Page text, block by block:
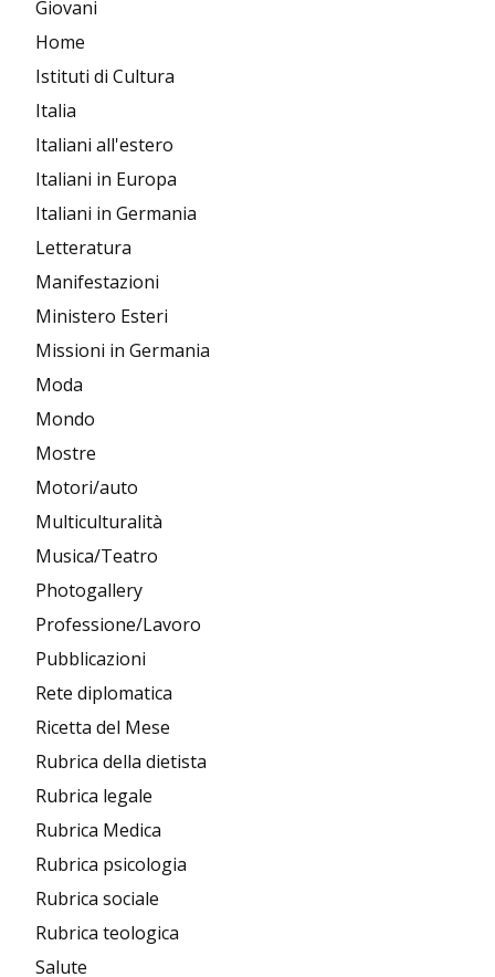
Giovani
Home
Istituti di Cultura
Italia
Italiani all'estero
Italiani in Europa
Italiani in Germania
Letteratura
Manifestazioni
Ministero Esteri
Missioni in Germania
Moda
Mondo
Mostre
Motori/auto
Multiculturalità
Musica/Teatro
Photogallery
Professione/Lavoro
Pubblicazioni
Rete diplomatica
Ricetta del Mese
Rubrica della dietista
Rubrica legale
Rubrica Medica
Rubrica psicologia
Rubrica sociale
Rubrica teologica
Salute